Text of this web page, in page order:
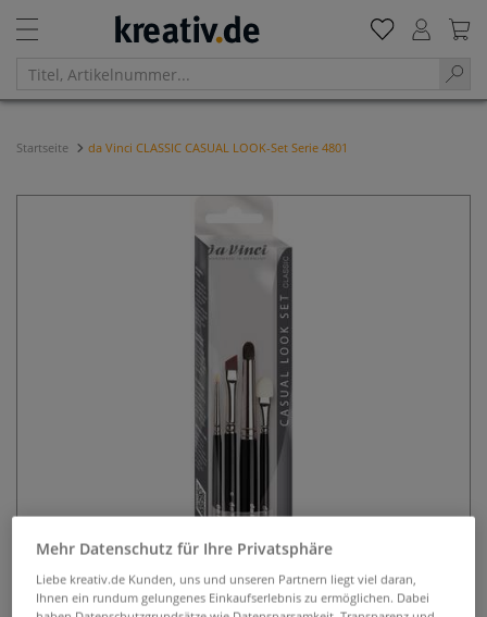
Startseite da Vinci CLASSIC CASUAL LOOK-Set Serie 4801
Mehr Datenschutz für Ihre Privatsphäre
Liebe kreativ.de Kunden, uns und unseren Partnern liegt viel daran,
Ihnen ein rundum gelungenes Einkaufserlebnis zu ermöglichen. Dabei